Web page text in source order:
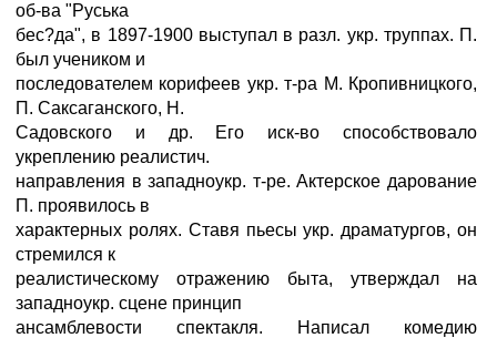
об-ва "Руська
бес?да", в 1897-1900 выступал в разл. укр. труппах. П.
был учеником и
последователем корифеев укр. т-ра М. Кропивницкого,
П. Саксаганского, Н.
Садовского и др. Его иск-во способствовало
укреплению реалистич.
направления в западноукр. т-ре. Актерское дарование
П. проявилось в
характерных ролях. Ставя пьесы укр. драматургов, он
стремился к
реалистическому отражению быта, утверждал на
западноукр. сцене принцип
ансамблевости спектакля. Написал комедию